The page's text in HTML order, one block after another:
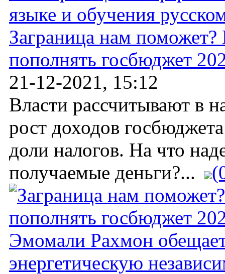
Заграница нам
пополнять госбюджет
21-12-2021, 15:12
Власти рассчитывают в
рост доходов
доли налогов. На что
получаемые деньги?...
Эмомали Рахмон
энергетическую